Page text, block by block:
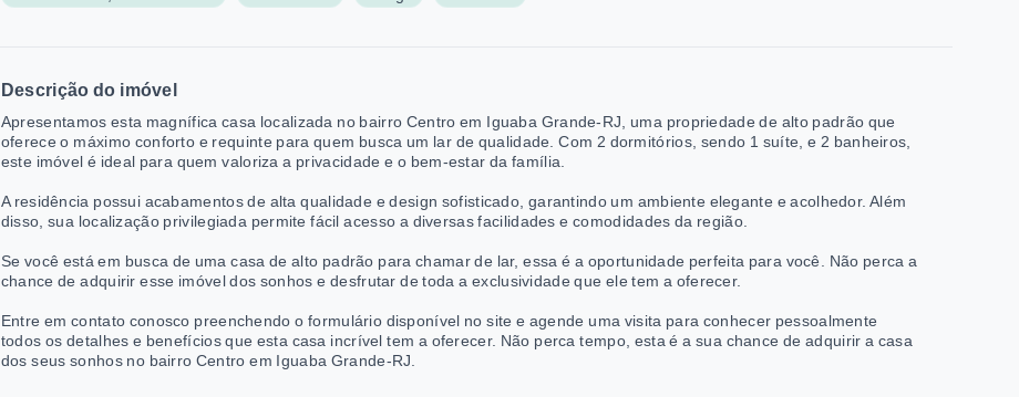
Descrição do imóvel
Apresentamos esta magnífica casa localizada no bairro Centro em Iguaba Grande-RJ, uma propriedade de alto padrão que
oferece o máximo conforto e requinte para quem busca um lar de qualidade. Com 2 dormitórios, sendo 1 suíte, e 2 banheiros,
este imóvel é ideal para quem valoriza a privacidade e o bem-estar da família.
A residência possui acabamentos de alta qualidade e design sofisticado, garantindo um ambiente elegante e acolhedor. Além
disso, sua localização privilegiada permite fácil acesso a diversas facilidades e comodidades da região.
Se você está em busca de uma casa de alto padrão para chamar de lar, essa é a oportunidade perfeita para você. Não perca a
chance de adquirir esse imóvel dos sonhos e desfrutar de toda a exclusividade que ele tem a oferecer.
Entre em contato conosco preenchendo o formulário disponível no site e agende uma visita para conhecer pessoalmente
todos os detalhes e benefícios que esta casa incrível tem a oferecer. Não perca tempo, esta é a sua chance de adquirir a casa
dos seus sonhos no bairro Centro em Iguaba Grande-RJ.